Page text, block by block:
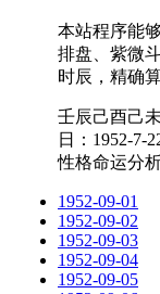
本站程序能
排盘、紫微
时辰，精确
壬辰己酉己
日：1952-7-
性格命运分析
1952-09-01
1952-09-02
1952-09-03
1952-09-04
1952-09-05